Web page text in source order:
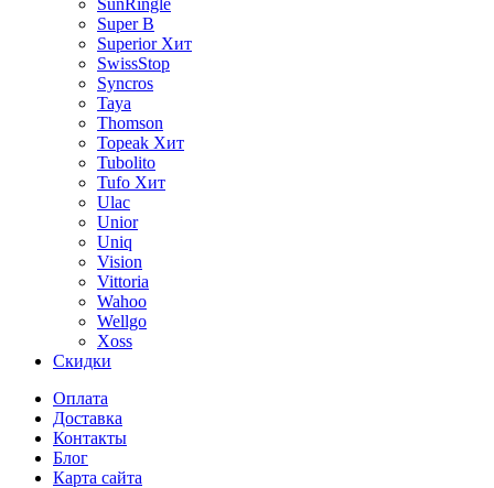
SunRingle
Super B
Superior Хит
SwissStop
Syncros
Taya
Thomson
Topeak Хит
Tubolito
Tufo Хит
Ulac
Unior
Uniq
Vision
Vittoria
Wahoo
Wellgo
Xoss
Скидки
Оплата
Доставка
Контакты
Блог
Карта сайта